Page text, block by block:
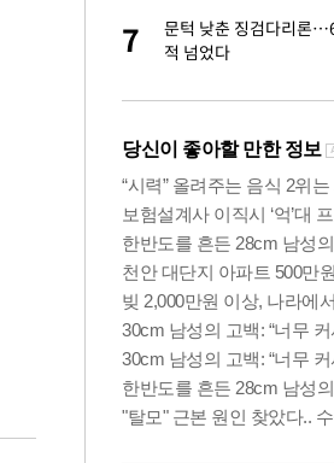
7
문턱 낮춘 징검다리론
적 넘었다